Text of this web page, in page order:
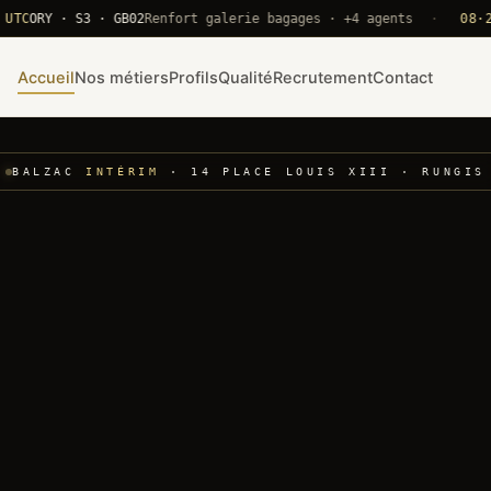
· S3 · GB02Renfort galerie bagages · +4 agents · 08·22 UTC
AccueilNos métiersProfilsQualitéRecrutementContact
BALZAC INTÉRIM · 14 PLACE LOUIS XIII · RUNGIS